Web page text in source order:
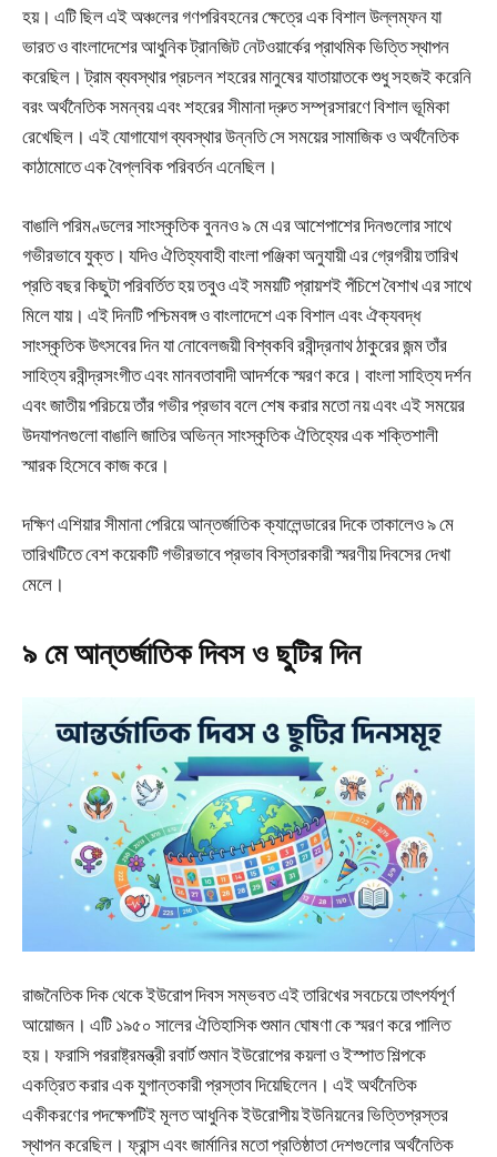
হয়। এটি ছিল এই অঞ্চলের গণপরিবহনের ক্ষেত্রে এক বিশাল উল্লম্ফন যা
ভারত ও বাংলাদেশের আধুনিক ট্রানজিট নেটওয়ার্কের প্রাথমিক ভিত্তি স্থাপন
করেছিল। ট্রাম ব্যবস্থার প্রচলন শহরের মানুষের যাতায়াতকে শুধু সহজই করেনি
বরং অর্থনৈতিক সমন্বয় এবং শহরের সীমানা দ্রুত সম্প্রসারণে বিশাল ভূমিকা
রেখেছিল। এই যোগাযোগ ব্যবস্থার উন্নতি সে সময়ের সামাজিক ও অর্থনৈতিক
কাঠামোতে এক বৈপ্লবিক পরিবর্তন এনেছিল।
বাঙালি পরিমণ্ডলের সাংস্কৃতিক বুননও ৯ মে এর আশেপাশের দিনগুলোর সাথে
গভীরভাবে যুক্ত। যদিও ঐতিহ্যবাহী বাংলা পঞ্জিকা অনুযায়ী এর গ্রেগরীয় তারিখ
প্রতি বছর কিছুটা পরিবর্তিত হয় তবুও এই সময়টি প্রায়শই পঁচিশে বৈশাখ এর সাথে
মিলে যায়। এই দিনটি পশ্চিমবঙ্গ ও বাংলাদেশে এক বিশাল এবং ঐক্যবদ্ধ
সাংস্কৃতিক উৎসবের দিন যা নোবেলজয়ী বিশ্বকবি রবীন্দ্রনাথ ঠাকুরের জন্ম তাঁর
সাহিত্য রবীন্দ্রসংগীত এবং মানবতাবাদী আদর্শকে স্মরণ করে। বাংলা সাহিত্য দর্শন
এবং জাতীয় পরিচয়ে তাঁর গভীর প্রভাব বলে শেষ করার মতো নয় এবং এই সময়ের
উদযাপনগুলো বাঙালি জাতির অভিন্ন সাংস্কৃতিক ঐতিহ্যের এক শক্তিশালী
স্মারক হিসেবে কাজ করে।
দক্ষিণ এশিয়ার সীমানা পেরিয়ে আন্তর্জাতিক ক্যালেন্ডারের দিকে তাকালেও ৯ মে
তারিখটিতে বেশ কয়েকটি গভীরভাবে প্রভাব বিস্তারকারী স্মরণীয় দিবসের দেখা
মেলে।
৯ মে আন্তর্জাতিক দিবস ও ছুটির দিন
রাজনৈতিক দিক থেকে ইউরোপ দিবস সম্ভবত এই তারিখের সবচেয়ে তাৎপর্যপূর্ণ
আয়োজন। এটি ১৯৫০ সালের ঐতিহাসিক শুমান ঘোষণা কে স্মরণ করে পালিত
হয়। ফরাসি পররাষ্ট্রমন্ত্রী রবার্ট শুমান ইউরোপের কয়লা ও ইস্পাত শিল্পকে
একত্রিত করার এক যুগান্তকারী প্রস্তাব দিয়েছিলেন। এই অর্থনৈতিক
একীকরণের পদক্ষেপটিই মূলত আধুনিক ইউরোপীয় ইউনিয়নের ভিত্তিপ্রস্তর
স্থাপন করেছিল। ফ্রান্স এবং জার্মানির মতো প্রতিষ্ঠাতা দেশগুলোর অর্থনৈতিক